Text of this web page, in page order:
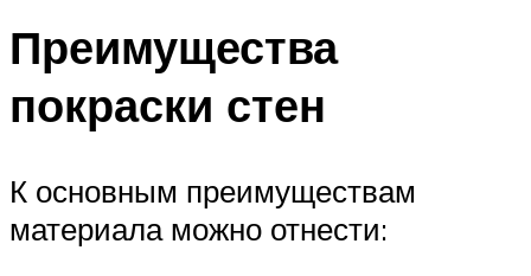
Преимущества
покраски стен
К основным преимуществам
материала можно отнести: